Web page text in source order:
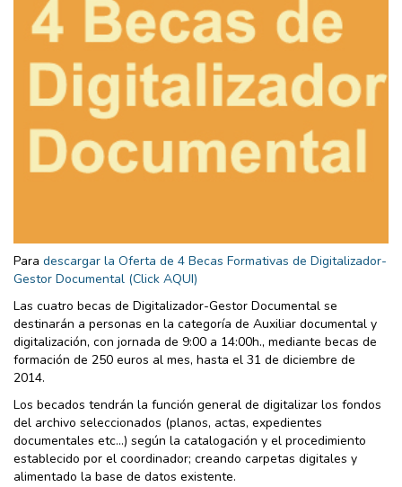
Para descargar la Oferta de 4 Becas Formativas de Digitalizador-
Gestor Documental (Click AQUI)
Las cuatro becas de Digitalizador-Gestor Documental se
destinarán a personas en la categoría de Auxiliar documental y
digitalización, con jornada de 9:00 a 14:00h., mediante becas de
formación de 250 euros al mes, hasta el 31 de diciembre de
2014.
Los becados tendrán la función general de digitalizar los fondos
del archivo seleccionados (planos, actas, expedientes
documentales etc...) según la catalogación y el procedimiento
establecido por el coordinador; creando carpetas digitales y
alimentado la base de datos existente.